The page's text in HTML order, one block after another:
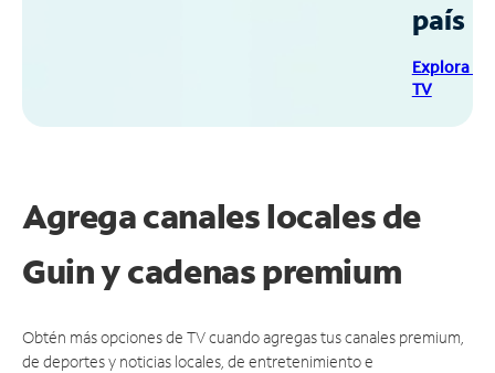
país
Explora
TV
Agrega canales locales de
Guin y cadenas premium
Obtén más opciones de TV cuando agregas tus canales premium,
de deportes y noticias locales, de entretenimiento e